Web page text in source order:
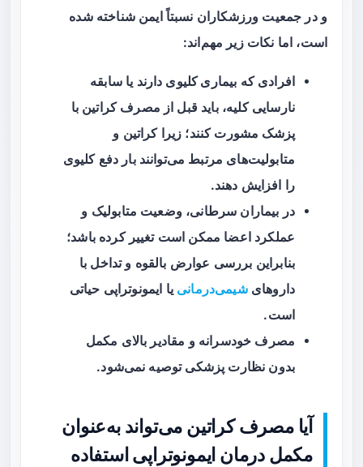
و در جمعیت ورزشکاران نسبتاً ایمن شناخته شده
است، اما نکات زیر مهم‌اند:
افرادی که بیماری کلیوی دارند یا سابقه
نارسایی کلیه، باید قبل از مصرف کراتین با
پزشک مشورت کنند؛ زیرا کراتین و
متابولیت‌های مرتبط می‌توانند بار دفع کلیوی
را افزایش دهند.
در بیماران سرطانی، وضعیت متابولیک و
عملکرد اعضا ممکن است تغییر کرده باشد؛
بنابراین بررسی عوارض بالقوه و تداخل با
داروهایشیمی‌درمانی یا ایمونوتراپی حیاتی
است.
مصرف خودسرانه و مقادیر بالای مکمل
بدون نظارت پزشکی توصیه نمی‌شود.
آیا مصرف کراتین می‌تواند به‌عنوان
مکمل درمان ایمونوتراپی استفاده